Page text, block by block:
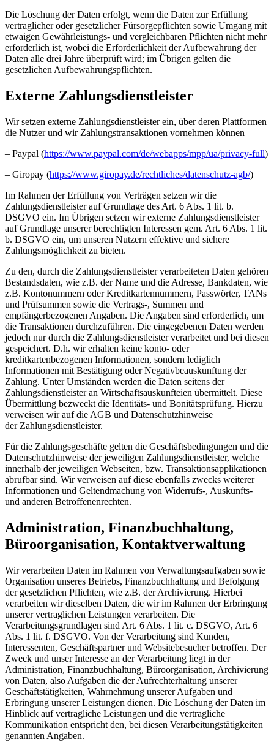
Die Löschung der Daten erfolgt, wenn die Daten zur Erfüllung
vertraglicher oder gesetzlicher Fürsorgepflichten sowie Umgang mit
etwaigen Gewährleistungs- und vergleichbaren Pflichten nicht mehr
erforderlich ist, wobei die Erforderlichkeit der Aufbewahrung der
Daten alle drei Jahre überprüft wird; im Übrigen gelten die
gesetzlichen Aufbewahrungspflichten.
Externe Zahlungsdienstleister
Wir setzen externe Zahlungsdienstleister ein, über deren Plattformen
die Nutzer und wir Zahlungstransaktionen vornehmen können
– Paypal (https://www.paypal.com/de/webapps/mpp/ua/privacy-full)
– Giropay (https://www.giropay.de/rechtliches/datenschutz-agb/)
Im Rahmen der Erfüllung von Verträgen setzen wir die
Zahlungsdienstleister auf Grundlage des Art. 6 Abs. 1 lit. b.
DSGVO ein. Im Übrigen setzen wir externe Zahlungsdienstleister
auf Grundlage unserer berechtigten Interessen gem. Art. 6 Abs. 1 lit.
b. DSGVO ein, um unseren Nutzern effektive und sichere
Zahlungsmöglichkeit zu bieten.
Zu den, durch die Zahlungsdienstleister verarbeiteten Daten gehören
Bestandsdaten, wie z.B. der Name und die Adresse, Bankdaten, wie
z.B. Kontonummern oder Kreditkartennummern, Passwörter, TANs
und Prüfsummen sowie die Vertrags-, Summen und
empfängerbezogenen Angaben. Die Angaben sind erforderlich, um
die Transaktionen durchzuführen. Die eingegebenen Daten werden
jedoch nur durch die Zahlungsdienstleister verarbeitet und bei diesen
gespeichert. D.h. wir erhalten keine konto- oder
kreditkartenbezogenen Informationen, sondern lediglich
Informationen mit Bestätigung oder Negativbeauskunftung der
Zahlung. Unter Umständen werden die Daten seitens der
Zahlungsdienstleister an Wirtschaftsauskunfteien übermittelt. Diese
Übermittlung bezweckt die Identitäts- und Bonitätsprüfung. Hierzu
verweisen wir auf die AGB und Datenschutzhinweise
der Zahlungsdienstleister.
Für die Zahlungsgeschäfte gelten die Geschäftsbedingungen und die
Datenschutzhinweise der jeweiligen Zahlungsdienstleister, welche
innerhalb der jeweiligen Webseiten, bzw. Transaktionsapplikationen
abrufbar sind. Wir verweisen auf diese ebenfalls zwecks weiterer
Informationen und Geltendmachung von Widerrufs-, Auskunfts-
und anderen Betroffenenrechten.
Administration, Finanzbuchhaltung,
Büroorganisation, Kontaktverwaltung
Wir verarbeiten Daten im Rahmen von Verwaltungsaufgaben sowie
Organisation unseres Betriebs, Finanzbuchhaltung und Befolgung
der gesetzlichen Pflichten, wie z.B. der Archivierung. Hierbei
verarbeiten wir dieselben Daten, die wir im Rahmen der Erbringung
unserer vertraglichen Leistungen verarbeiten. Die
Verarbeitungsgrundlagen sind Art. 6 Abs. 1 lit. c. DSGVO, Art. 6
Abs. 1 lit. f. DSGVO. Von der Verarbeitung sind Kunden,
Interessenten, Geschäftspartner und Websitebesucher betroffen. Der
Zweck und unser Interesse an der Verarbeitung liegt in der
Administration, Finanzbuchhaltung, Büroorganisation, Archivierung
von Daten, also Aufgaben die der Aufrechterhaltung unserer
Geschäftstätigkeiten, Wahrnehmung unserer Aufgaben und
Erbringung unserer Leistungen dienen. Die Löschung der Daten im
Hinblick auf vertragliche Leistungen und die vertragliche
Kommunikation entspricht den, bei diesen Verarbeitungstätigkeiten
genannten Angaben.